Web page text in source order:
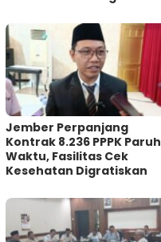
Jember Perpanjang
Kontrak 8.236 PPPK Paruh
Waktu, Fasilitas Cek
Kesehatan Digratiskan